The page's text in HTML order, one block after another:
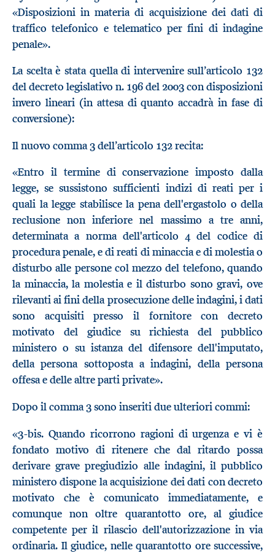
«Disposizioni in materia di acquisizione dei dati di
traffico telefonico e telematico per fini di indagine
penale».
La scelta è stata quella di intervenire sull’articolo 132
del decreto legislativo n. 196 del 2003 con disposizioni
invero lineari (in attesa di quanto accadrà in fase di
conversione):
Il nuovo comma 3 dell’articolo 132 recita:
«Entro il termine di conservazione imposto dalla
legge, se sussistono sufficienti indizi di reati per i
quali la legge stabilisce la pena dell'ergastolo o della
reclusione non inferiore nel massimo a tre anni,
determinata a norma dell'articolo 4 del codice di
procedura penale, e di reati di minaccia e di molestia o
disturbo alle persone col mezzo del telefono, quando
la minaccia, la molestia e il disturbo sono gravi, ove
rilevanti ai fini della prosecuzione delle indagini, i dati
sono acquisiti presso il fornitore con decreto
motivato del giudice su richiesta del pubblico
ministero o su istanza del difensore dell'imputato,
della persona sottoposta a indagini, della persona
offesa e delle altre parti private».
Dopo il comma 3 sono inseriti due ulteriori commi:
«3-bis. Quando ricorrono ragioni di urgenza e vi è
fondato motivo di ritenere che dal ritardo possa
derivare grave pregiudizio alle indagini, il pubblico
ministero dispone la acquisizione dei dati con decreto
motivato che è comunicato immediatamente, e
comunque non oltre quarantotto ore, al giudice
competente per il rilascio dell'autorizzazione in via
ordinaria. Il giudice, nelle quarantotto ore successive,